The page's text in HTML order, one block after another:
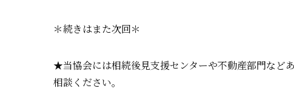
＊続きはまた次回＊
★当協会には相続後見支援センターや不動産部門など
相談ください。